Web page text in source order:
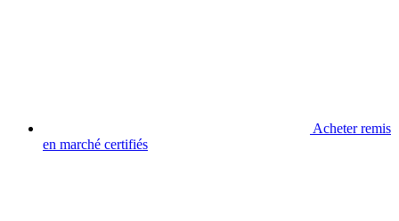
Acheter remis
en marché certifiés